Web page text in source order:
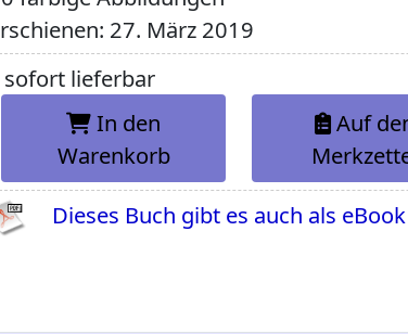
27. März 2019
sofort lieferbar
In den
Warenkorb
Auf den
Dieses Buch gibt es auch als